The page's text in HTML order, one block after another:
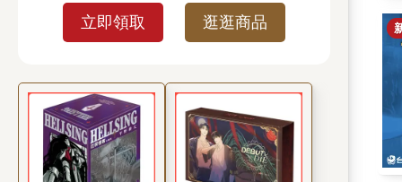
立即領取 逛逛商品